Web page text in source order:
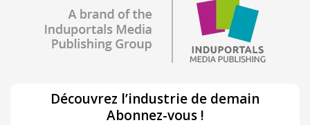
Découvrez l’industrie de demain
Abonnez-vous !